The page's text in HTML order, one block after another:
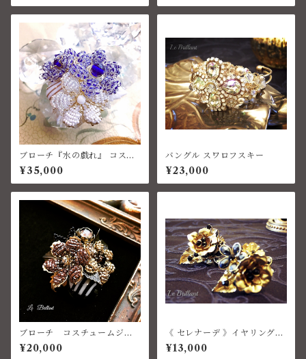
ブローチ『水の戯れ』 コスチ
ュームジュエリー
¥35,000
バングル スワロフスキー
¥23,000
ブローチ コスチュームジュ
エリー ベネチアン
¥20,000
《 セレナーデ 》イヤリング
コスチュームジュエリー
¥13,000